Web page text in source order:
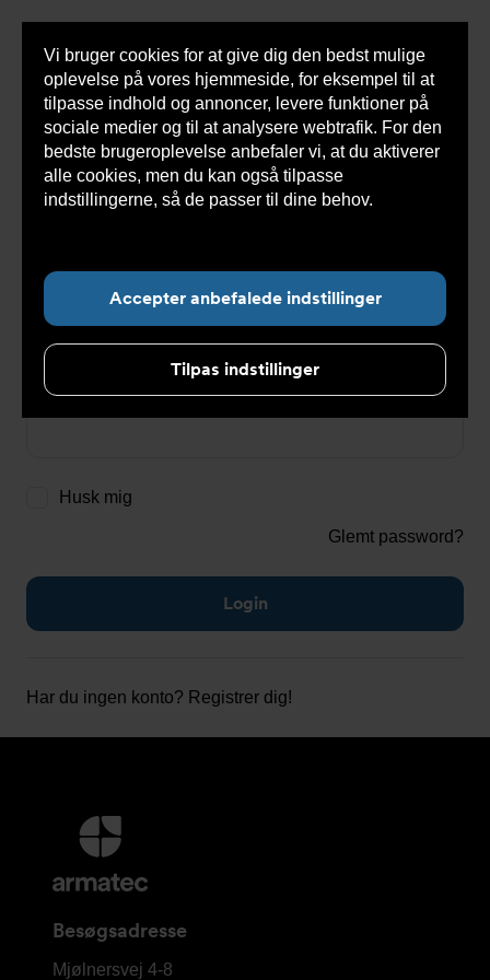
Vi bruger cookies for at give dig den bedst mulige
oplevelse på vores hjemmeside, for eksempel til at
tilpasse indhold og annoncer, levere funktioner på
sociale medier og til at analysere webtrafik. For den
bedste brugeroplevelse anbefaler vi, at du aktiverer
alle cookies, men du kan også tilpasse
indstillingerne, så de passer til dine behov.
Accepter anbefalede indstillinger
Tilpas indstillinger
Du
her:
Armatec > Log ind
E-mailadresse
Password
Husk mig
Glemt password?
Har du ingen konto? Registrer dig!
Yderligere
information
og
Besøgsadresse
Armatec
Mjølnersvej 4-8